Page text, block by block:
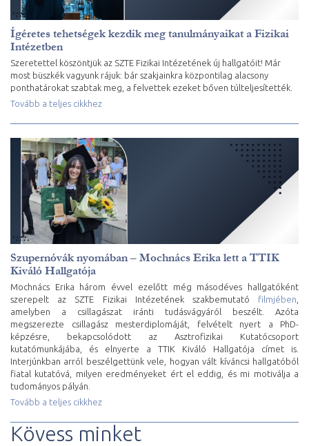
Ígéretes tehetségek kezdik meg tanulmányaikat a Fizikai
Intézetben
Szeretettel köszöntjük az SZTE Fizikai Intézetének új hallgatóit! Már
most büszkék vagyunk rájuk: bár szakjainkra központilag alacsony
ponthatárokat szabtak meg, a felvettek ezeket bőven túlteljesítették.
Tovább a teljes cikkhez
Szupernóvák nyomában – Mochnács Erika lett a TTIK
Kiváló Hallgatója
Mochnács Erika három évvel ezelőtt még másodéves hallgatóként
szerepelt az SZTE Fizikai Intézetének szakbemutató filmjében
amelyben a csillagászat iránti tudásvágyáról beszélt. Azóta
megszerezte csillagász mesterdiplomáját, felvételt nyert a PhD-
képzésre, bekapcsolódott az Asztrofizikai Kutatócsoport
kutatómunkájába, és elnyerte a TTIK Kiváló Hallgatója címet is.
Interjúnkban arról beszélgettünk vele, hogyan vált kíváncsi hallgatóból
fiatal kutatóvá, milyen eredményeket ért el eddig, és mi motiválja a
tudományos pályán.
Tovább a teljes cikkhez
Kövess minket